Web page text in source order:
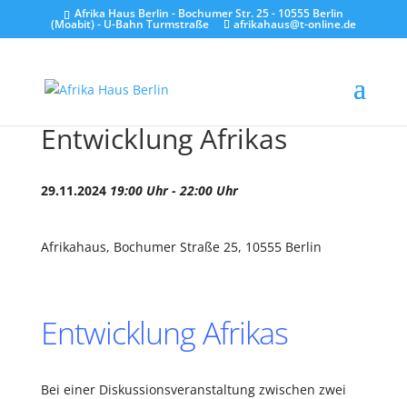
Afrika Haus Berlin - Bochumer Str. 25 - 10555 Berlin
(Moabit) - U-Bahn Turmstraße afrikahaus@t-online.de
Entwicklung Afrikas
29.11.2024 19:00 Uhr - 22:00 Uhr
Afrikahaus, Bochumer Straße 25, 10555 Berlin
Entwicklung Afrikas
Bei einer Diskussionsveranstaltung zwischen zwei